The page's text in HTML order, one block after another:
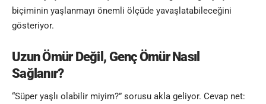
biçiminin yaşlanmayı önemli ölçüde yavaşlatabileceğini
gösteriyor.
Uzun Ömür Değil, Genç Ömür Nasıl
Sağlanır?
“Süper yaşlı olabilir miyim?” sorusu akla geliyor. Cevap net: